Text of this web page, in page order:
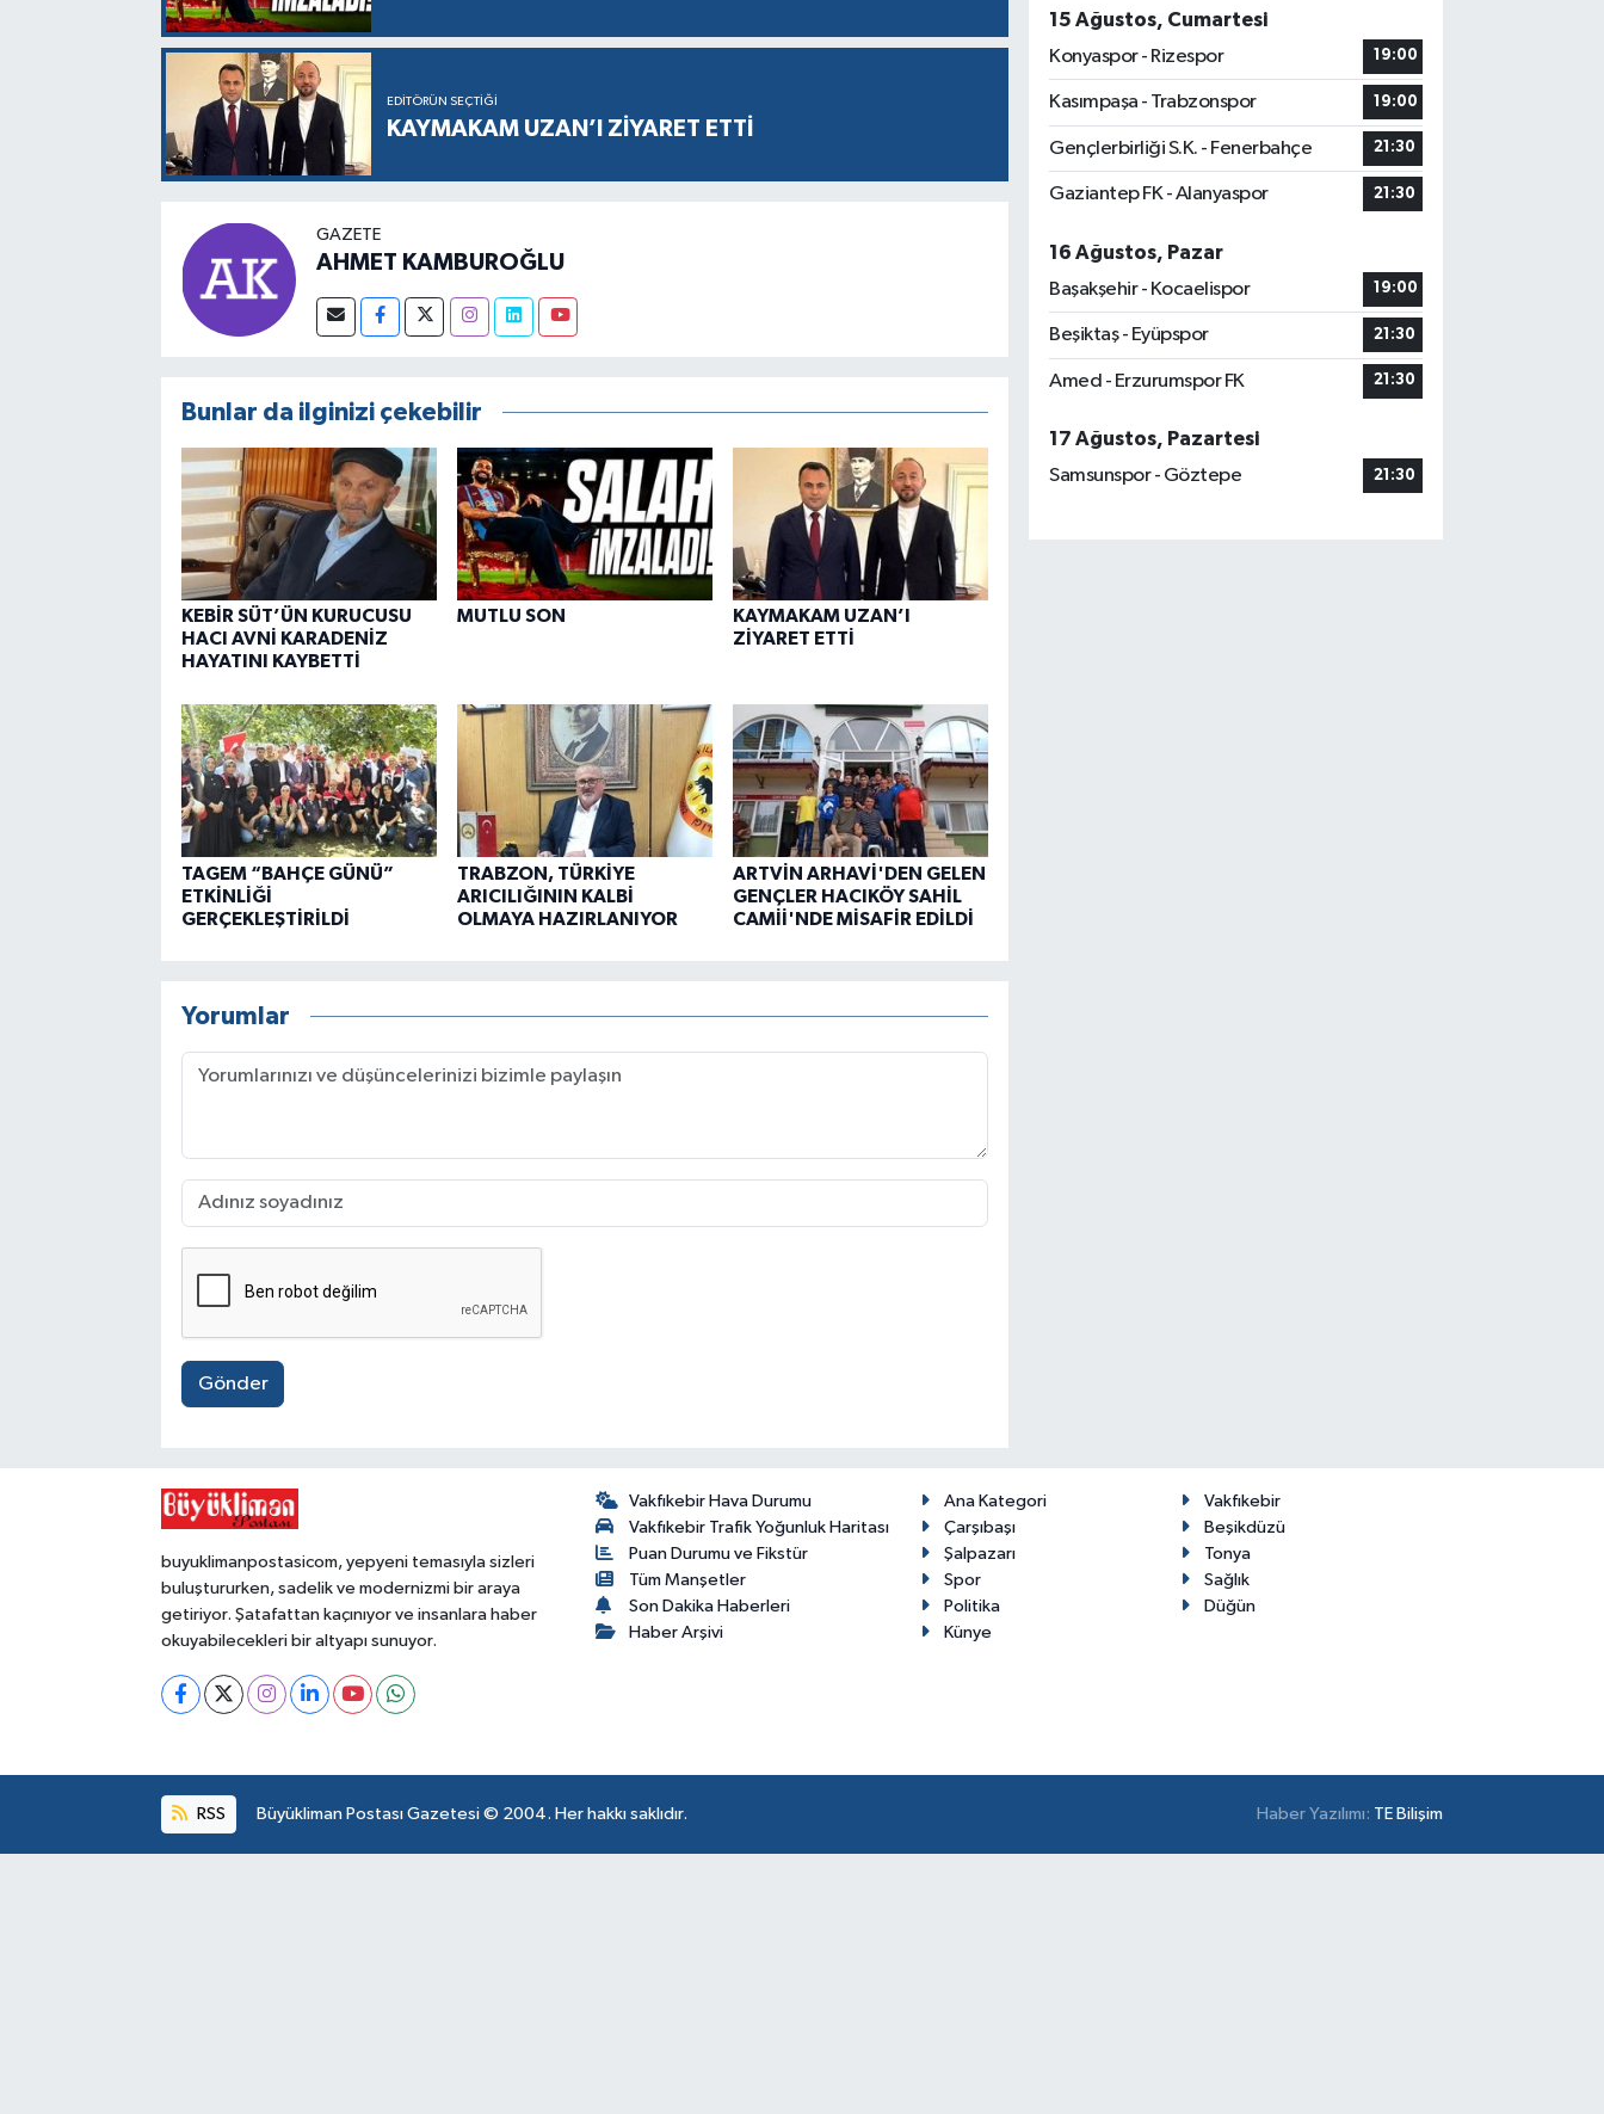
EDITÖRÜN SEÇTIĞI
KAYMAKAM UZAN’I ZİYARET ETTİ
GAZETE
AHMET KAMBUROĞLU
Bunlar da ilginizi çekebilir
KEBİR SÜT’ÜN KURUCUSU
HACI AVNİ KARADENİZ
HAYATINI KAYBETTİ
MUTLU SON
KAYMAKAM UZAN’I
ZİYARET ETTİ
TAGEM “BAHÇE GÜNÜ”
ETKİNLİĞİ
GERÇEKLEŞTİRİLDİ
TRABZON, TÜRKİYE
ARICILIĞININ KALBİ
OLMAYA HAZIRLANIYOR
ARTVİN ARHAVİ'DEN GELEN
GENÇLER HACIKÖY SAHİL
CAMİİ'NDE MİSAFİR EDİLDİ
Yorumlar
Gönder
15 Ağustos, Cumartesi
Konyaspor - Rizespor
19:00
Kasımpaşa - Trabzonspor 19:00
Gençlerbirliği S.K. - Fenerbahçe 21:30
Gaziantep FK - Alanyaspor 21:30
16 Ağustos, Pazar
Başakşehir - Kocaelispor
19:00
Beşiktaş - Eyüpspor 21:30
Amed - Erzurumspor FK 21:30
17 Ağustos, Pazartesi
Samsunspor - Göztepe
21:30
buyuklimanpostasicom, yepyeni temasıyla sizleri
buluştururken, sadelik ve modernizmi bir araya
getiriyor. Şatafattan kaçınıyor ve insanlara haber
okuyabilecekleri bir altyapı sunuyor.
Vakfıkebir Hava Durumu
Vakfıkebir Trafik Yoğunluk Haritası
Puan Durumu ve Fikstür
Tüm Manşetler
Son Dakika Haberleri
Haber Arşivi
Ana Kategori
Vakfıkebir
Çarşıbaşı
Beşikdüzü
Şalpazarı
Tonya
Spor
Sağlık
Politika
Düğün
Künye
RSS Büyükliman Postası Gazetesi © 2004. Her hakkı saklıdır. Haber Yazılımı: TE Bilişim